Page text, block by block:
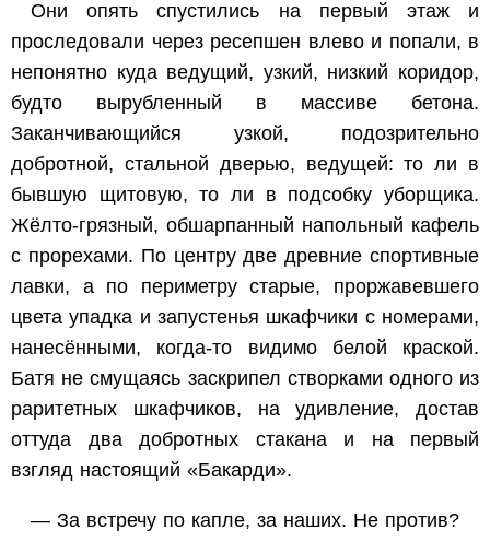
Они опять спустились на первый этаж и
проследовали через ресепшен влево и попали, в
непонятно куда ведущий, узкий, низкий коридор,
будто вырубленный в массиве бетона.
Заканчивающийся узкой, подозрительно
добротной, стальной дверью, ведущей: то ли в
бывшую щитовую, то ли в подсобку уборщика.
Жёлто-грязный, обшарпанный напольный кафель
с прорехами. По центру две древние спортивные
лавки, а по периметру старые, проржавевшего
цвета упадка и запустенья шкафчики с номерами,
нанесёнными, когда-то видимо белой краской.
Батя не смущаясь заскрипел створками одного из
раритетных шкафчиков, на удивление, достав
оттуда два добротных стакана и на первый
взгляд настоящий «Бакарди».
— За встречу по капле, за наших. Не против?